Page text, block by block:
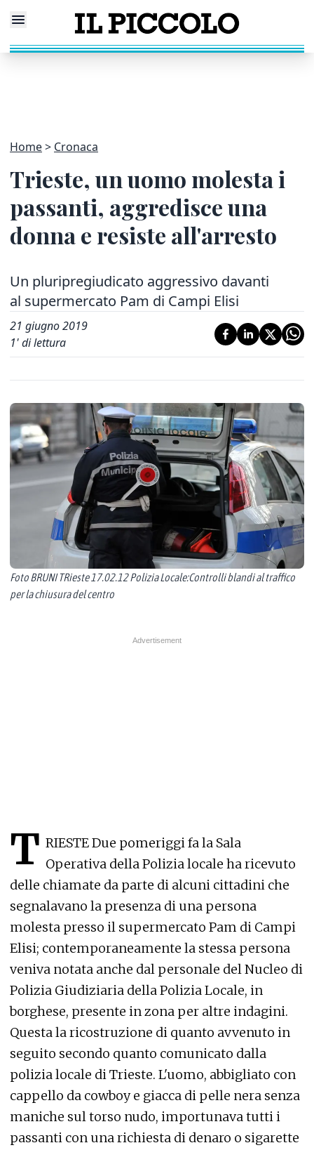
Home Cronaca
Trieste, un uomo molesta i
passanti, aggredisce una
donna e resiste all'arresto
Un pluripregiudicato aggressivo davanti
al supermercato Pam di Campi Elisi
21 giugno 2019
1' di lettura
Foto BRUNI TRieste 17.02.12 Polizia Locale:Controlli blandi al traffico
per la chiusura del centro
T RIESTE Due pomeriggi fa la Sala
Operativa della Polizia locale ha ricevuto
delle chiamate da parte di alcuni cittadini che
segnalavano la presenza di una persona
molesta presso il supermercato Pam di Campi
Elisi; contemporaneamente la stessa persona
veniva notata anche dal personale del Nucleo di
Polizia Giudiziaria della Polizia Locale, in
borghese, presente in zona per altre indagini.
Questa la ricostruzione di quanto avvenuto in
seguito secondo quanto comunicato dalla
polizia locale di Trieste. L'uomo, abbigliato con
cappello da cowboy e giacca di pelle nera senza
maniche sul torso nudo, importunava tutti i
passanti con una richiesta di denaro o sigarette